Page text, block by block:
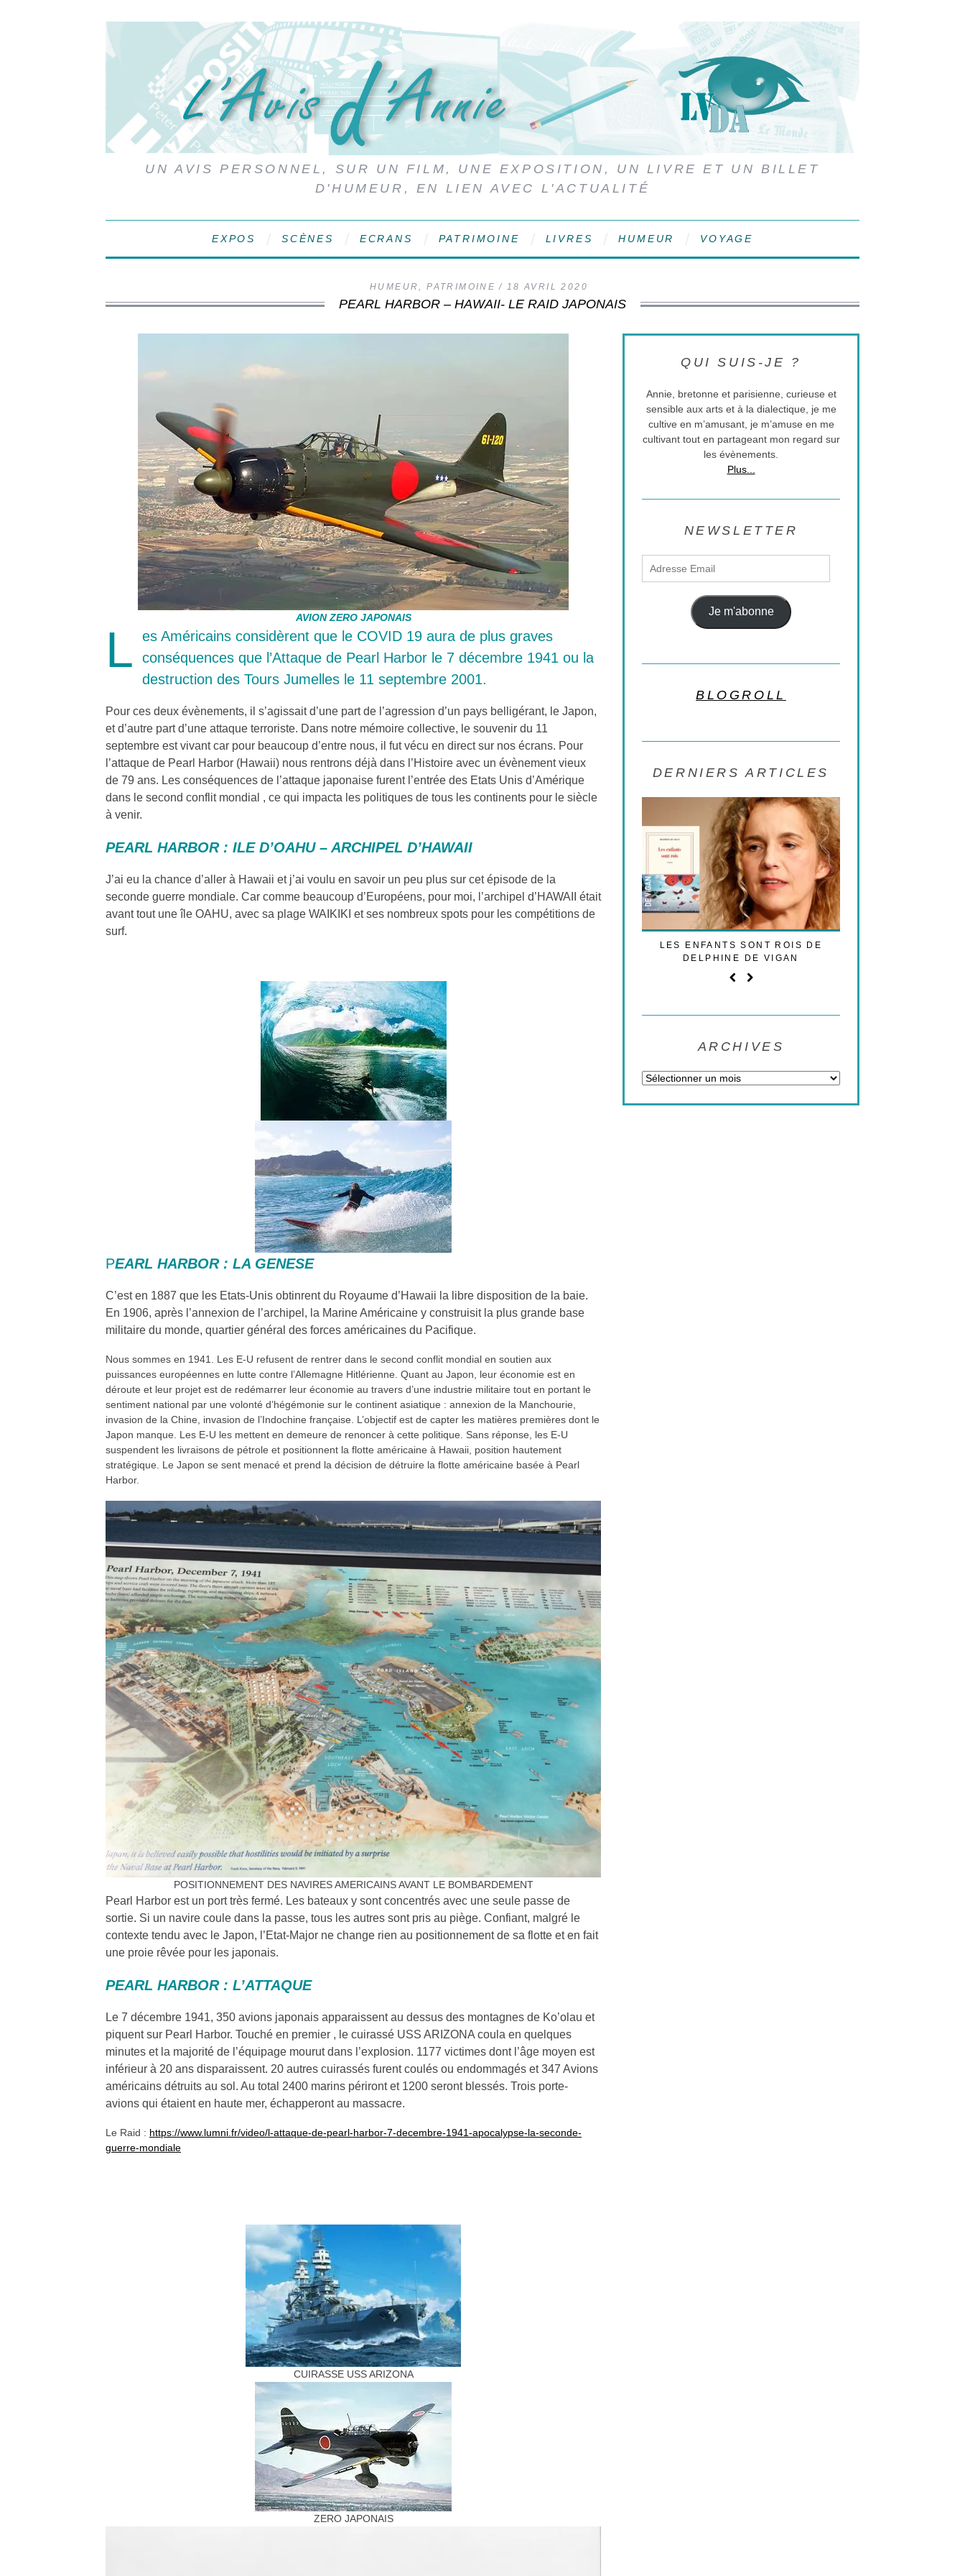
UN AVIS PERSONNEL, SUR UN FILM, UNE EXPOSITION, UN LIVRE ET UN BILLET
D'HUMEUR, EN LIEN AVEC L'ACTUALITÉ
EXPOS SCÈNES ECRANS PATRIMOINE LIVRES HUMEUR VOYAGE
HUMEUR,PATRIMOINE 18 AVRIL 2020
PEARL HARBOR – HAWAII- LE RAID JAPONAIS
AVION ZERO JAPONAIS
L
es Américains considèrent que le COVID 19 aura de plus graves
conséquences que l’Attaque de Pearl Harbor le 7 décembre 1941 ou la
destruction des Tours Jumelles le 11 septembre 2001.
Pour ces deux évènements, il s’agissait d’une part de l’agression d’un pays belligérant, le Japon,
et d’autre part d’une attaque terroriste. Dans notre mémoire collective, le souvenir du 11
septembre est vivant car pour beaucoup d’entre nous, il fut vécu en direct sur nos écrans. Pour
l’attaque de Pearl Harbor (Hawaii) nous rentrons déjà dans l’Histoire avec un évènement vieux
de 79 ans. Les conséquences de l’attaque japonaise furent l’entrée des Etats Unis d’Amérique
dans le second conflit mondial , ce qui impacta les politiques de tous les continents pour le siècle
à venir.
PEARL HARBOR : ILE D’OAHU – ARCHIPEL D’HAWAII
J’ai eu la chance d’aller à Hawaii et j’ai voulu en savoir un peu plus sur cet épisode de la
seconde guerre mondiale. Car comme beaucoup d’Européens, pour moi, l’archipel d’HAWAII était
avant tout une île OAHU, avec sa plage WAIKIKI et ses nombreux spots pour les compétitions de
surf.
PEARL HARBOR : LA GENESE
C’est en 1887 que les Etats-Unis obtinrent du Royaume d’Hawaii la libre disposition de la baie.
En 1906, après l’annexion de l’archipel, la Marine Américaine y construisit la plus grande base
militaire du monde, quartier général des forces américaines du Pacifique.
Nous sommes en 1941. Les E-U refusent de rentrer dans le second conflit mondial en soutien aux
puissances européennes en lutte contre l’Allemagne Hitlérienne. Quant au Japon, leur économie est en
déroute et leur projet est de redémarrer leur économie au travers d’une industrie militaire tout en portant le
sentiment national par une volonté d’hégémonie sur le continent asiatique : annexion de la Manchourie,
invasion de la Chine, invasion de l’Indochine française. L’objectif est de capter les matières premières dont le
Japon manque. Les E-U les mettent en demeure de renoncer à cette politique. Sans réponse, les E-U
suspendent les livraisons de pétrole et positionnent la flotte américaine à Hawaii, position hautement
stratégique. Le Japon se sent menacé et prend la décision de détruire la flotte américaine basée à Pearl
Harbor.
POSITIONNEMENT DES NAVIRES AMERICAINS AVANT LE BOMBARDEMENT
Pearl Harbor est un port très fermé. Les bateaux y sont concentrés avec une seule passe de
sortie. Si un navire coule dans la passe, tous les autres sont pris au piège. Confiant, malgré le
contexte tendu avec le Japon, l’Etat-Major ne change rien au positionnement de sa flotte et en fait
une proie rêvée pour les japonais.
PEARL HARBOR : L’ATTAQUE
Le 7 décembre 1941, 350 avions japonais apparaissent au dessus des montagnes de Ko’olau et
piquent sur Pearl Harbor. Touché en premier , le cuirassé USS ARIZONA coula en quelques
minutes et la majorité de l’équipage mourut dans l’explosion. 1177 victimes dont l’âge moyen est
inférieur à 20 ans disparaissent. 20 autres cuirassés furent coulés ou endommagés et 347 Avions
américains détruits au sol. Au total 2400 marins périront et 1200 seront blessés. Trois porte-
avions qui étaient en haute mer, échapperont au massacre.
Le Raid : https://www.lumni.fr/video/l-attaque-de-pearl-harbor-7-decembre-1941-apocalypse-la-seconde-
guerre-mondiale
CUIRASSE USS ARIZONA
ZERO JAPONAIS
QUI SUIS-JE ?
Annie, bretonne et parisienne, curieuse et
sensible aux arts et à la dialectique, je me
cultive en m’amusant, je m’amuse en me
cultivant tout en partageant mon regard sur
les évènements.
Plus...
NEWSLETTER
Je m'abonne
BLOGROLL
DERNIERS ARTICLES
LES ENFANTS SONT ROIS DE
DELPHINE DE VIGAN
ARCHIVES
Archives